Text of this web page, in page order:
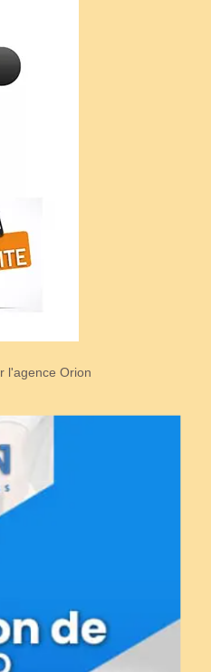
l'agence Orion